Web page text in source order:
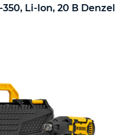
Li-Ion, 20 В Denzel